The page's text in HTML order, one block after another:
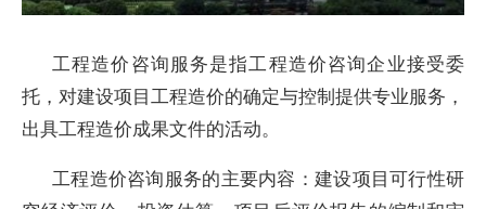
工程造价咨询服务是指工程造价咨询企业接受委
托，对建设项目工程造价的确定与控制提供专业服务，
出具工程造价成果文件的活动。
工程造价咨询服务的主要内容：建设项目可行性研